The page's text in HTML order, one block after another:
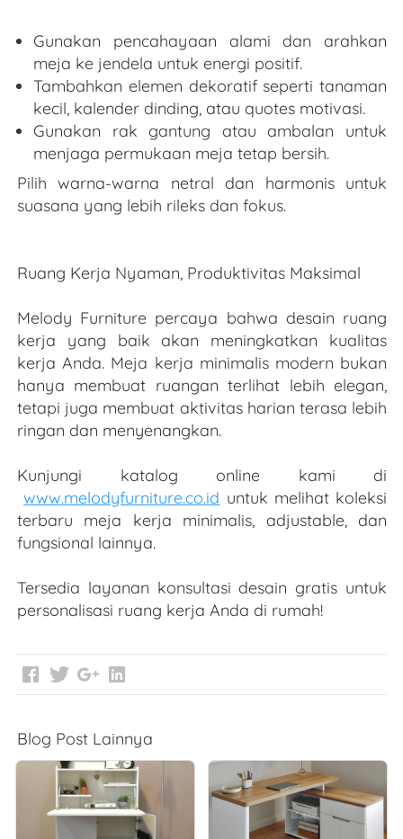
Gunakan pencahayaan alami dan arahkan
meja ke jendela untuk energi positif.
Tambahkan elemen dekoratif seperti tanaman
kecil, kalender dinding, atau quotes motivasi.
Gunakan rak gantung atau ambalan untuk
menjaga permukaan meja tetap bersih.
Pilih warna-warna netral dan harmonis untuk
suasana yang lebih rileks dan fokus.
Ruang Kerja Nyaman, Produktivitas Maksimal
Melody Furniture percaya bahwa desain ruang
kerja yang baik akan meningkatkan kualitas
kerja Anda. Meja kerja minimalis modern bukan
hanya membuat ruangan terlihat lebih elegan,
tetapi juga membuat aktivitas harian terasa lebih
ringan dan menyenangkan.
Kunjungi katalog online kami di
www.melodyfurniture.co.id untuk melihat koleksi
terbaru meja kerja minimalis, adjustable, dan
fungsional lainnya.
Tersedia layanan konsultasi desain gratis untuk
personalisasi ruang kerja Anda di rumah!
Blog Post Lainnya